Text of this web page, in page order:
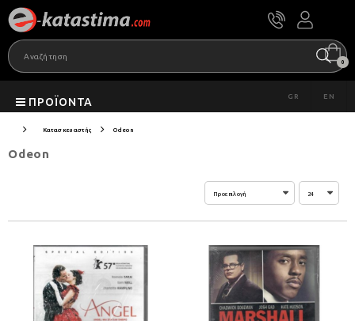
0
ΠΡΟΪΌΝΤΑ GR EN
Κατασκευαστής Odeon
Odeon